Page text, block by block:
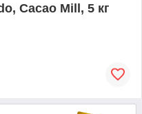
Cacao Mill, 5 кг